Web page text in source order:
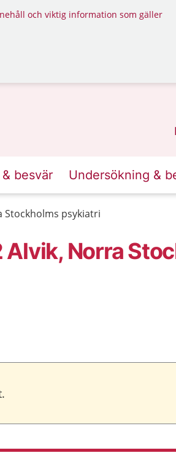
och viktig information som gäller
besvär Undersökning &
Stockholms psykiatri
Norra